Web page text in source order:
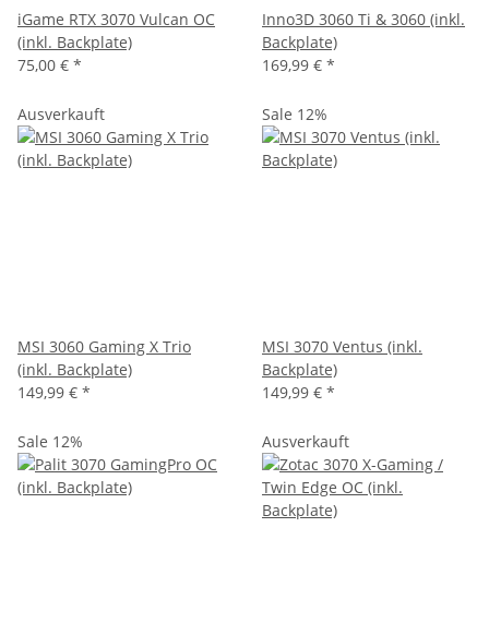
iGame RTX 3070 Vulcan OC
(inkl. Backplate)
75,00 € *
Inno3D 3060 Ti & 3060 (inkl.
Backplate)
169,99 € *
Ausverkauft
MSI 3060 Gaming X Trio
(inkl. Backplate)
149,99 € *
Sale 12%
MSI 3070 Ventus (inkl.
Backplate)
149,99 € *
Sale 12% Ausverkauft